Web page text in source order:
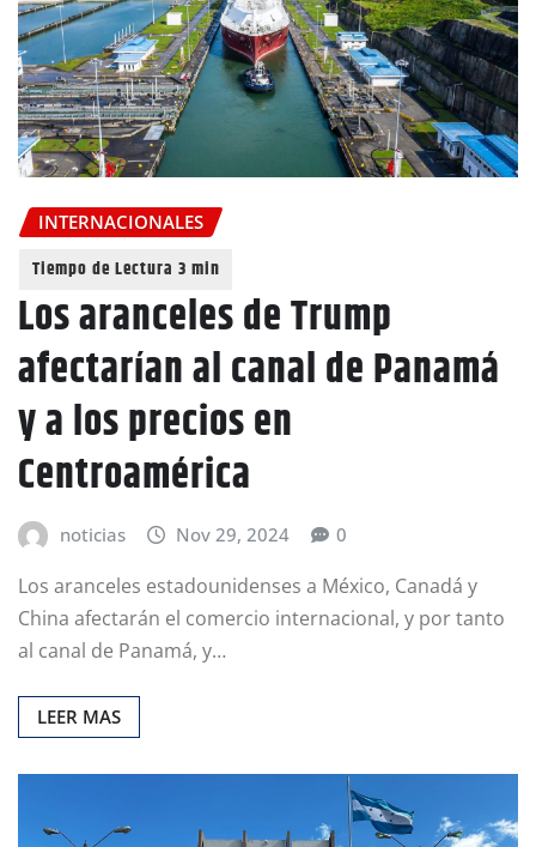
INTERNACIONALES
Los aranceles de Trump
afectarían al canal de Panamá
y a los precios en
Centroamérica
noticias Nov 29, 2024 0
Los aranceles estadounidenses a México, Canadá y
China afectarán el comercio internacional, y por tanto
al canal de Panamá, y…
LEER MAS